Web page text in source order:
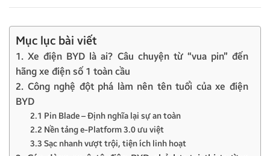
Mục lục bài viết
1. Xe điện BYD là ai? Câu chuyện từ “vua pin” đến
hãng xe điện số 1 toàn cầu
2. Công nghệ đột phá làm nên tên tuổi của xe điện
BYD
2.1 Pin Blade – Định nghĩa lại sự an toàn
2.2 Nền tảng e-Platform 3.0 ưu việt
3.3 Sạc nhanh vượt trội, tiện ích linh hoạt